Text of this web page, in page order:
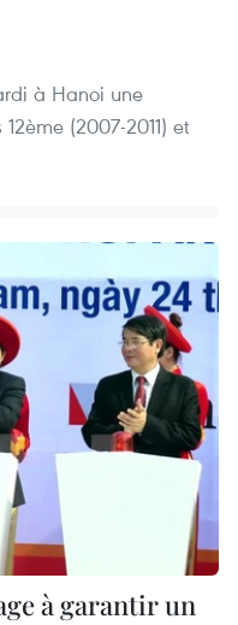
à Hanoi une
(2007-2011) et
à garantir un